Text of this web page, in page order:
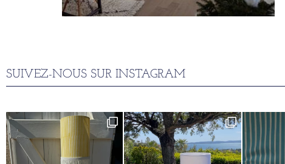
SUIVEZ-NOUS SUR INSTAGRAM